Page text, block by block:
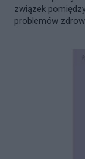
związek
problemów